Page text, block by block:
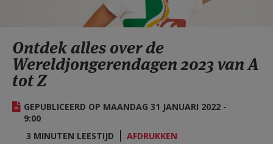
STARTPAGINA PORTAAL
MIJN PAROCHIE
AANMELDEN OF REGISTREREN
Ontdek alles over de
Wereldjongerendagen 2023 van A
tot Z
GEPUBLICEERD OP MAANDAG 31 JANUARI 2022 -
9:00
3 MINUTEN LEESTIJD
AFDRUKKEN